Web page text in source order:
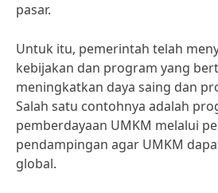
pasar.
Untuk itu, pemerintah telah
kebijakan dan program yang
meningkatkan daya saing dan
Salah satu contohnya adalah
pemberdayaan UMKM melalui
pendampingan agar UMKM
global.